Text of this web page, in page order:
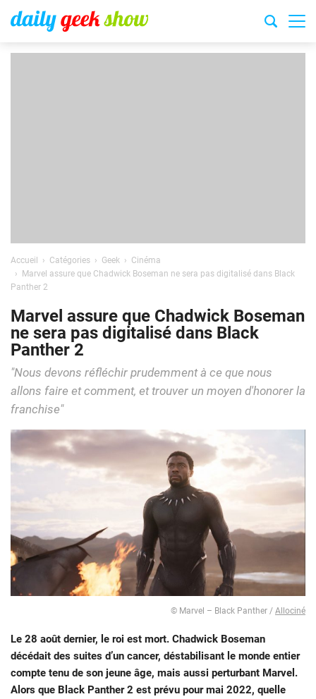
Accueil Catégories Geek
Cinéma
Marvel assure que Chadwick Boseman ne sera pas digitalisé dans Black
Panther 2
Marvel assure que Chadwick Boseman
ne sera pas digitalisé dans Black
Panther 2
"Nous devons réfléchir prudemment à ce que nous
allons faire et comment, et trouver un moyen d'honorer la
franchise"
© Marvel – Black Panther / Allociné
Le 28 août dernier, le roi est mort. Chadwick Boseman
décédait des suites d’un cancer, déstabilisant le monde entier
compte tenu de son jeune âge, mais aussi perturbant Marvel.
Alors que Black Panther 2 est prévu pour mai 2022, quelle